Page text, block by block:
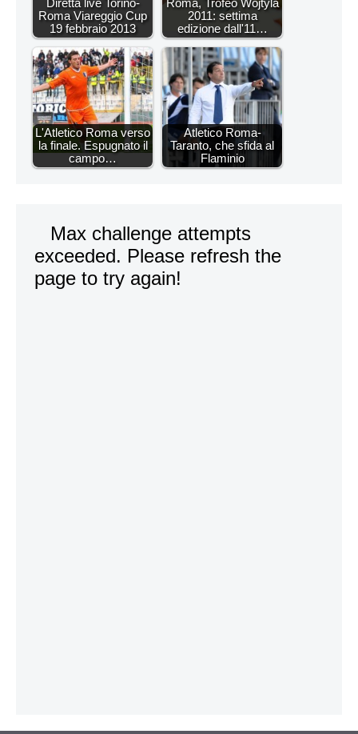
Roma Viareggio Cup
19 febbraio 2013
2011: settima
edizione dall'11…
L'Atletico Roma verso
la finale. Espugnato il
campo…
Atletico Roma-
Taranto, che sfida al
Flaminio